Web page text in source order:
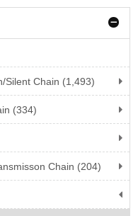
Silent Chain (1,493)
(334)
Chain (204)